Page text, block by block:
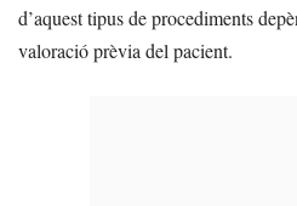
d’aquest tipus de procediments
valoració prèvia del pacient.